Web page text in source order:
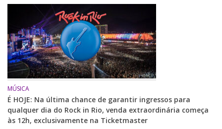
MÚSICA
É HOJE: Na última chance de garantir ingressos para
qualquer dia do Rock in Rio, venda extraordinária começa
às 12h, exclusivamente na Ticketmaster